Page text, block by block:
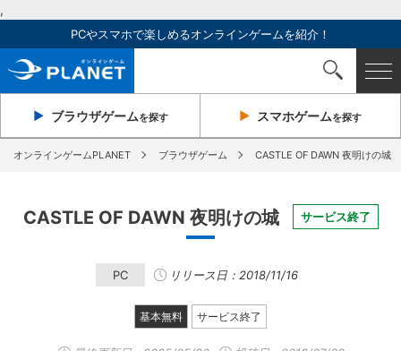
,
PCやスマホで楽しめるオンラインゲームを紹介！
ブラウザゲームを探す スマホゲームを探す
オンラインゲームPLANET ブラウザゲーム CASTLE OF DAWN 夜明けの城
CASTLE OF DAWN 夜明けの城 サービス終了
PC リリース日：2018/11/16
基本無料 サービス終了